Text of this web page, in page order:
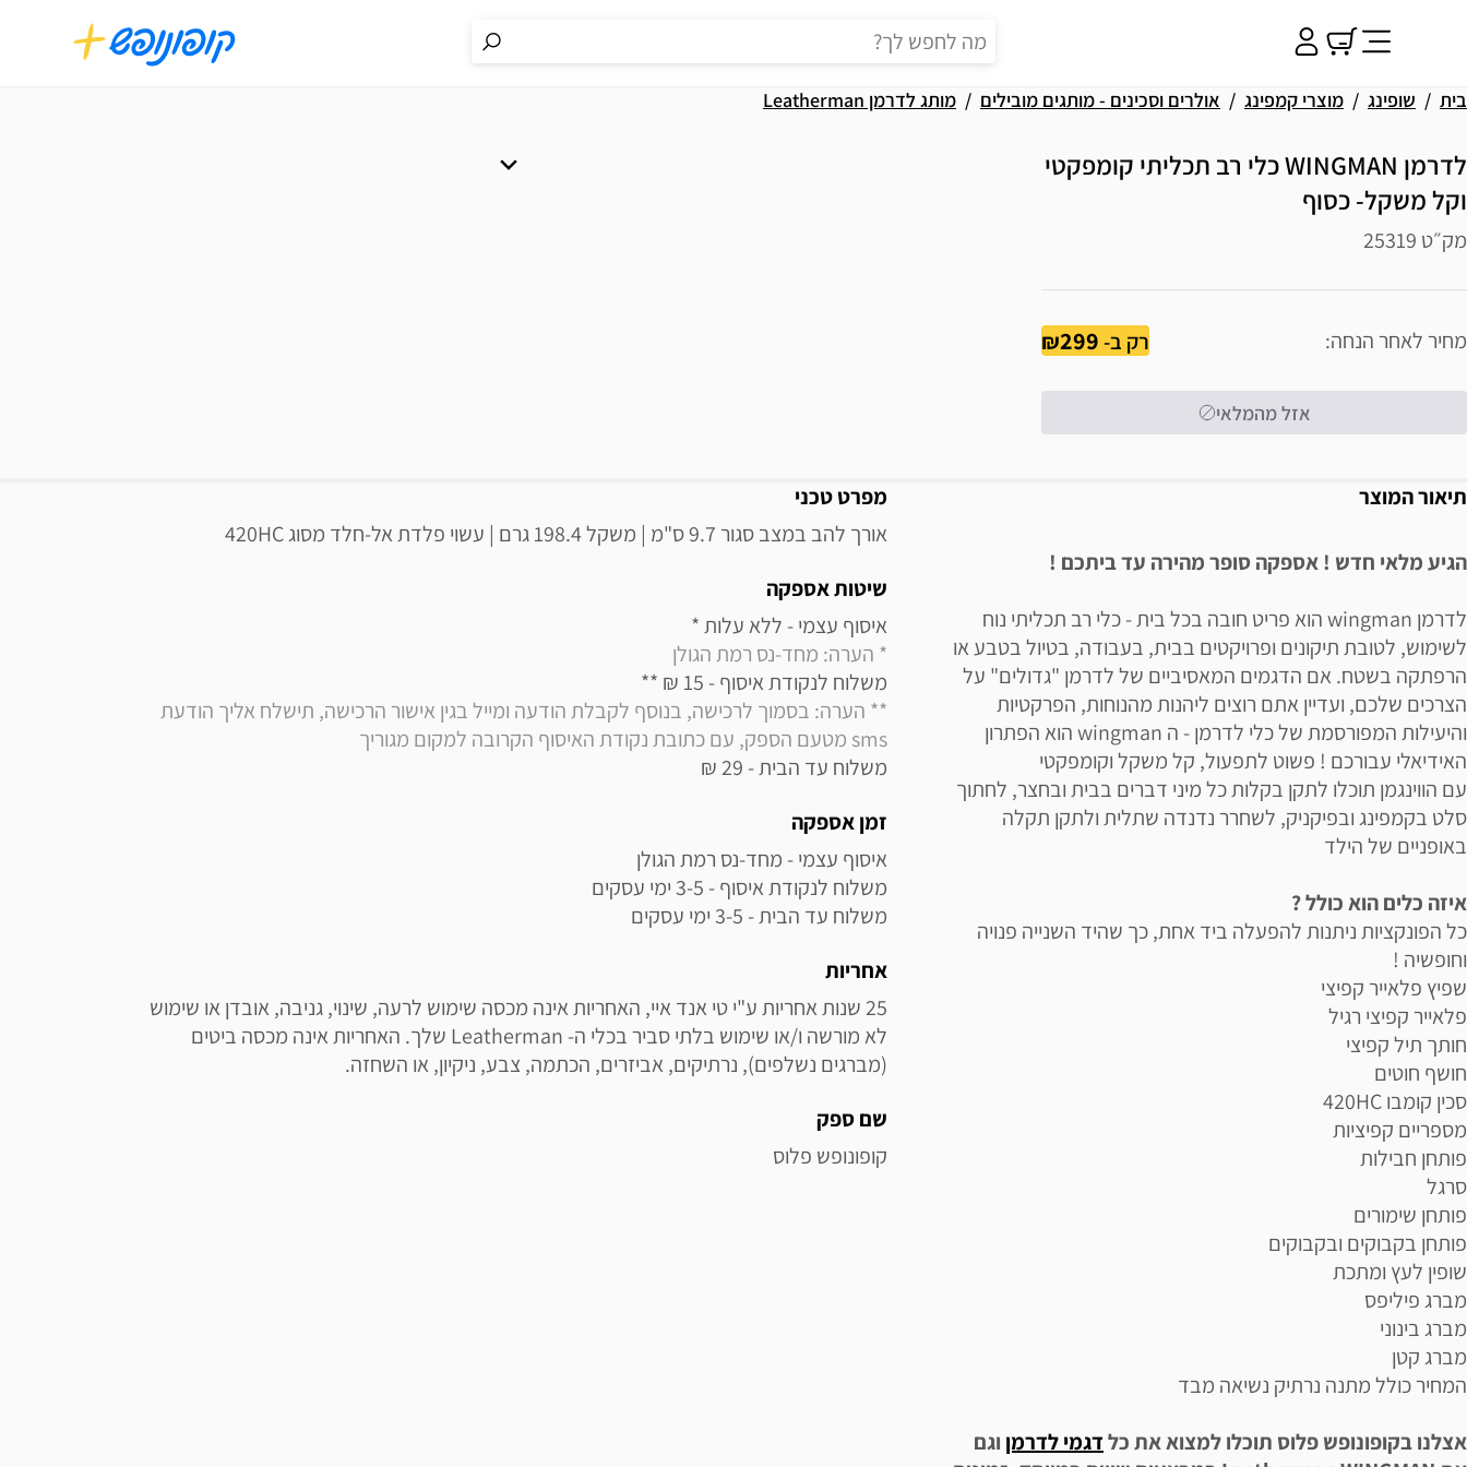
בית שופינג מוצרי קמפינג אולרים וסכינים - מותגים מובילים מותג לדרמן Leatherman
לדרמן WINGMAN כלי רב תכליתי קומפקטי
וקל משקל- כסוף
מק״ט 25319
מחיר לאחר הנחה רק ב-299
אזל מהמלאי
תיאור המוצר
הגיע מלאי חדש ! אספקה סופר מהירה עד ביתכם !
לדרמן wingman הוא פריט חובה בכל בית - כלי רב תכליתי נוח
לשימוש, לטובת תיקונים ופרויקטים בבית, בעבודה, בטיול בטבע או
הרפתקה בשטח. אם הדגמים המאסיביים של לדרמן "גדולים" על
הצרכים שלכם, ועדיין אתם רוצים ליהנות מהנוחות, הפרקטיות
והיעילות המפורסמת של כלי לדרמן - ה wingman הוא הפתרון
האידיאלי עבורכם ! פשוט לתפעול, קל משקל וקומפקטי
עם הווינגמן תוכלו לתקן בקלות כל מיני דברים בבית ובחצר, לחתוך
סלט בקמפינג ובפיקניק, לשחרר נדנדה שתלית ולתקן תקלה
באופניים של הילד
איזה כלים הוא כולל ?
כל הפונקציות ניתנות להפעלה ביד אחת, כך שהיד השנייה פנויה
וחופשיה !
שפיץ פלאייר קפיצי
פלאייר קפיצי רגיל
חותך תיל קפיצי
חושף חוטים
סכין קומבו 420HC
מספריים קפיציות
פותחן חבילות
סרגל
פותחן שימורים
פותחן בקבוקים ובקבוקים
שופין לעץ ומתכת
מברג פיליפס
מברג בינוני
מברג קטן
המחיר כולל מתנה נרתיק נשיאה מבד
אצלנו בקופונופש פלוס תוכלו למצוא את כלדגמי לדרמן וגם
מידע נוסף
מפרט טכני
אורך להב במצב סגור 9.7 ס"מ | משקל 198.4 גרם | עשוי פלדת אל-חלד מסוג 420HC
שיטות אספקה
איסוף עצמי - ללא עלות *
* הערה: מחד-נס רמת הגולן
משלוח לנקודת איסוף - 15 ₪ **
sms מטעם הספק, עם כתובת נקודת האיסוף הקרובה למקום מגוריך
משלוח עד הבית - 29 ₪
זמן אספקה
משלוח עד הבית - 3-5 ימי עסקים
אחריות
(מברגים נשלפים), נרתיקים, אביזרים, הכתמה, צבע, ניקיון, או השחזה.
שם ספק
קופונופש פלוס